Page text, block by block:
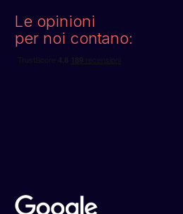
Le opinioni
per noi contano: